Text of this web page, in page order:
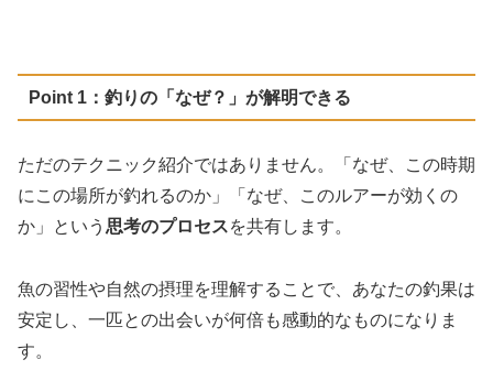
Point 1：釣りの「なぜ？」が解明できる
ただのテクニック紹介ではありません。「なぜ、この時期
にこの場所が釣れるのか」「なぜ、このルアーが効くの
か」という 思考のプロセスを共有します。
魚の習性や自然の摂理を理解することで、あなたの釣果は
安定し、一匹との出会いが何倍も感動的なものになりま
す。